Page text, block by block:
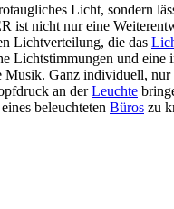
Licht, sondern
ist nicht nur eine
Lichtverteilung, die das
Lichtstimmungen und
Ganz individuell, nur
an derLeuchte
beleuchteten Büros zu